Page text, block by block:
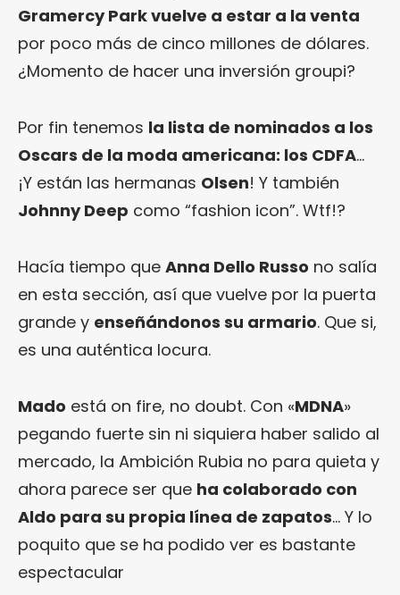
Gramercy Park vuelve a estar a la venta
por poco más de cinco millones de dólares.
¿Momento de hacer una inversión groupi?
Por fin tenemos la lista de nominados a los
Oscars de la moda americana: los CDFA…
¡Y están las hermanas Olsen! Y también
Johnny Deep como “fashion icon”. Wtf!?
Hacía tiempo que Anna Dello Russo no salía
en esta sección, así que vuelve por la puerta
grande y enseñándonos su armario. Que si,
es una auténtica locura.
Mado está on fire, no doubt. Con «MDNA»
pegando fuerte sin ni siquiera haber salido al
mercado, la Ambición Rubia no para quieta y
ahora parece ser que ha colaborado con
Aldo para su propia línea de zapatos… Y lo
poquito que se ha podido ver es bastante
espectacular